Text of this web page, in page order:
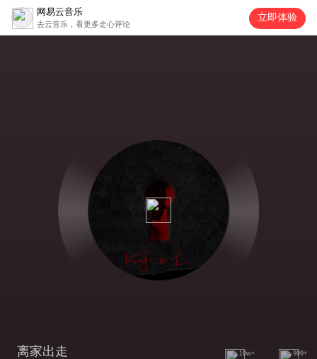
网易云音乐
去云音乐，看更多走心评论
立即体验
离家出走 10w+ 999+